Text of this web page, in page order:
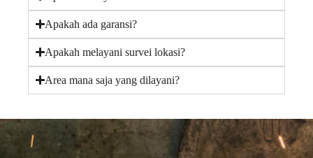
Apakah ada garansi?
Apakah melayani survei lokasi?
Area mana saja yang dilayani?